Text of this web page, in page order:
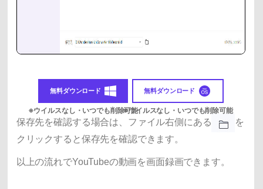
無料ダウンロード 無料ダウンロード
保存先を確認する場合は、ファイル右側にある
を
クリックすると保存先を確認できます。
以上の流れでYouTubeの動画を画面録画できます。